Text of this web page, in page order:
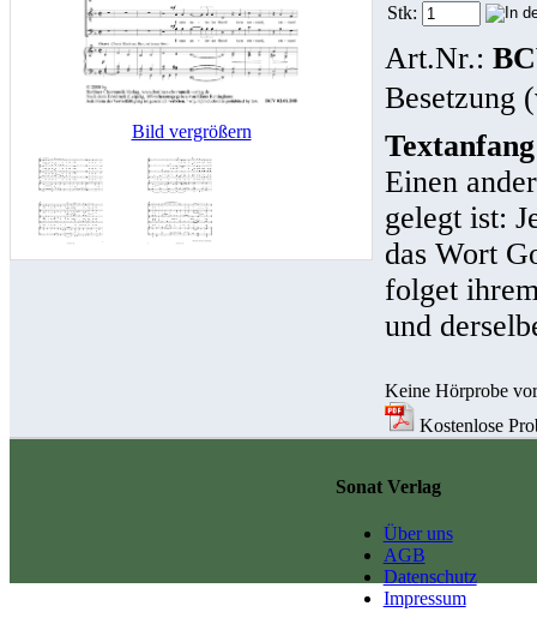
Bild vergrößern
Stk:
Art.Nr.:
Besetzung
Einen
gelegt ist:
das Wort
folget
und
Keine Hörprobe
Kostenlose
Sonat Verlag
Über uns
AGB
Datenschutz
Impressum